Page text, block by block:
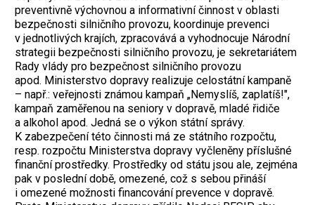
preventivně výchovnou a informativní činnost v oblasti
bezpečnosti silničního provozu, koordinuje prevenci
v jednotlivých krajích, zpracovává a vyhodnocuje Národní
strategii bezpečnosti silničního provozu, je sekretariátem
Rady vlády pro bezpečnost silničního provozu
apod. Ministerstvo dopravy realizuje celostátní kampaně
– např.: veřejnosti známou kampaň „Nemyslíš, zaplatíš!",
kampaň zaměřenou na seniory v dopravě, mladé řidiče
a alkohol apod. Jedná se o výkon státní správy.
K zabezpečení této činnosti má ze státního rozpočtu,
resp. rozpočtu Ministerstva dopravy vyčleněny příslušné
finanční prostředky. Prostředky od státu jsou ale, zejména
pak v poslední době, omezené, což s sebou přináší
i omezené možnosti financování prevence v dopravě.